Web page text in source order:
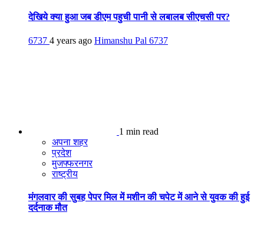
देखिये क्या हुआ जब डीएम पहुची पानी से लबालब सीएचसी पर?
6737 4 years ago Himanshu Pal 6737
1 min read
अपना शहर
प्रदेश
मुजफ्फरनगर
राष्ट्रीय
मंगलवार की सुबह पेपर मिल में मशीन की चपेट में आने से युवक की हुई
दर्दनाक मौत